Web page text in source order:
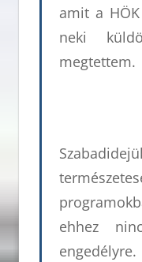
amit a
neki
megtettem.
ehhez